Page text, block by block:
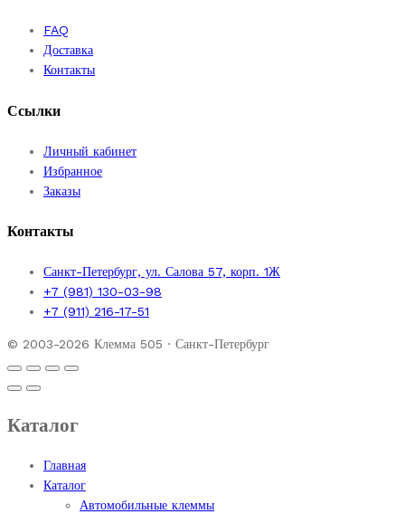
FAQ
Доставка
Контакты
Ссылки
Личный кабинет
Избранное
Заказы
Контакты
Санкт-Петербург, ул. Салова 57, корп. 1Ж
+7 (981) 130-03-98
+7 (911) 216-17-51
© 2003-2026 Клемма 505 · Санкт-Петербург
Каталог
Главная
Каталог
Автомобильные клеммы